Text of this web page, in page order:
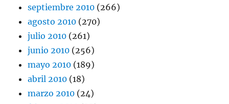
septiembre 2010 (266)
agosto 2010 (270)
julio 2010 (261)
junio 2010 (256)
mayo 2010 (189)
abril 2010 (18)
marzo 2010 (24)